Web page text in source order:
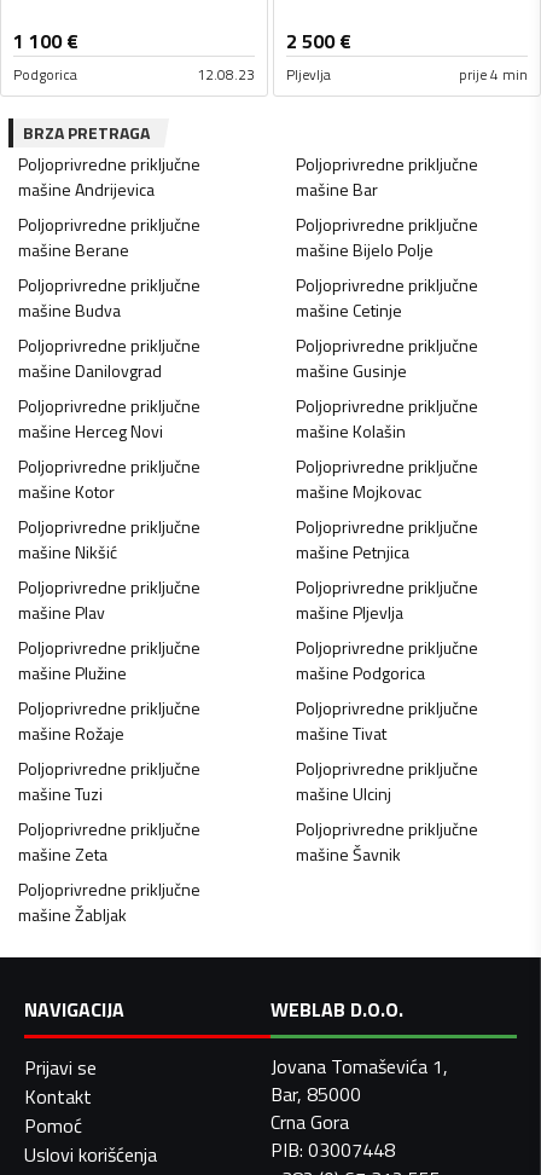
1 100€
Podgorica 12.08.23
2 500€
Pljevlja prije 4 min
BRZA PRETRAGA
Poljoprivredne priključne
mašineAndrijevica
Poljoprivredne priključne
mašineBar
Poljoprivredne priključne
mašineBerane
Poljoprivredne priključne
mašineBijelo Polje
Poljoprivredne priključne
mašineBudva
Poljoprivredne priključne
mašineCetinje
Poljoprivredne priključne
mašineDanilovgrad
Poljoprivredne priključne
mašineGusinje
Poljoprivredne priključne
mašineHerceg Novi
Poljoprivredne priključne
mašineKolašin
Poljoprivredne priključne
mašineKotor
Poljoprivredne priključne
mašineMojkovac
Poljoprivredne priključne
mašineNikšić
Poljoprivredne priključne
mašinePetnjica
Poljoprivredne priključne
mašinePlav
Poljoprivredne priključne
mašinePljevlja
Poljoprivredne priključne
mašinePlužine
Poljoprivredne priključne
mašinePodgorica
Poljoprivredne priključne
mašineRožaje
Poljoprivredne priključne
mašineTivat
Poljoprivredne priključne
mašineTuzi
Poljoprivredne priključne
mašineUlcinj
Poljoprivredne priključne
mašineZeta
Poljoprivredne priključne
mašineŠavnik
Poljoprivredne priključne
mašineŽabljak
NAVIGACIJA
Prijavi se
Kontakt
Pomoć
Uslovi korišćenja
WEBLAB D.O.O.
Jovana Tomaševića 1,
Bar, 85000
Crna Gora
PIB: 03007448